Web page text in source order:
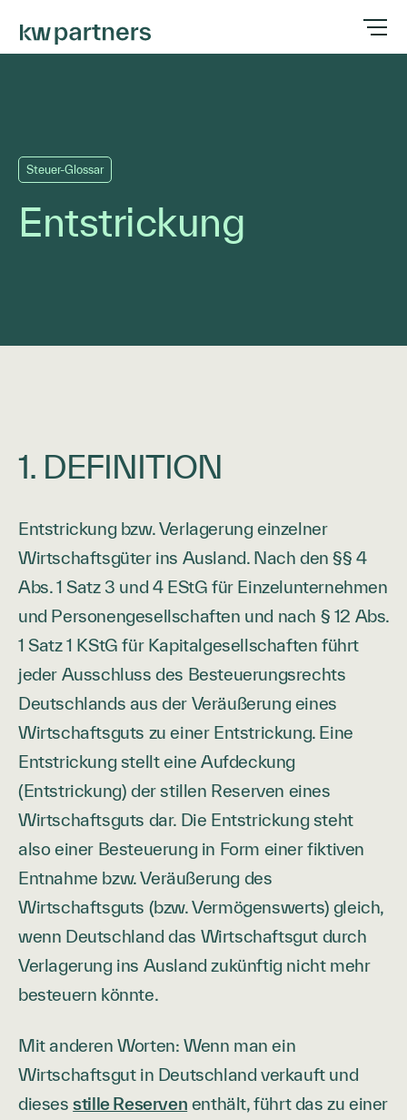
Steuer-Glossar
Entstrickung
1. DEFINITION
Entstrickung bzw. Verlagerung einzelner
Wirtschaftsgüter ins Ausland. Nach den §§ 4
Abs. 1 Satz 3 und 4 EStG für Einzelunternehmen
und Personengesellschaften und nach § 12 Abs.
1 Satz 1 KStG für Kapitalgesellschaften führt
jeder Ausschluss des Besteuerungsrechts
Deutschlands aus der Veräußerung eines
Wirtschaftsguts zu einer Entstrickung. Eine
Entstrickung stellt eine Aufdeckung
(Entstrickung) der stillen Reserven eines
Wirtschaftsguts dar. Die Entstrickung steht
also einer Besteuerung in Form einer fiktiven
Entnahme bzw. Veräußerung des
Wirtschaftsguts (bzw. Vermögenswerts) gleich,
wenn Deutschland das Wirtschaftsgut durch
Verlagerung ins Ausland zukünftig nicht mehr
besteuern könnte.
Mit anderen Worten: Wenn man ein
Wirtschaftsgut in Deutschland verkauft und
diesesstille Reserven enthält, führt das zu einer